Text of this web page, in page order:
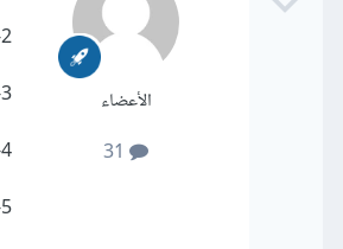
الأعضاء
2- عليكِ بدراسة المنافسين
3- تحديد الشريحة التى تريدين إستهدافها
4- دراسة الشريحة التى قمتِ بتحديدها
5- عمل خطة للعمل